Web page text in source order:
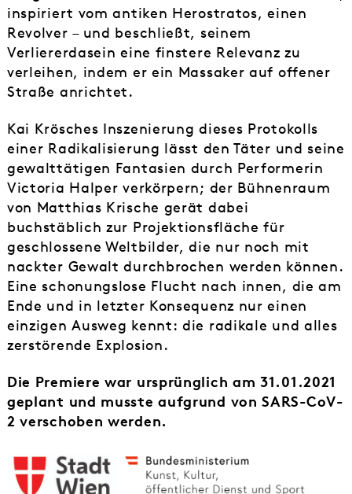
inspiriert vom antiken Herostratos, einen
Revolver – und beschließt, seinem
Verliererdasein eine finstere Relevanz zu
verleihen, indem er ein Massaker auf offener
Straße anrichtet.
Kai Krösches Inszenierung dieses Protokolls
einer Radikalisierung lässt den Täter und seine
gewalttätigen Fantasien durch Performerin
Victoria Halper verkörpern; der Bühnenraum
von Matthias Krische gerät dabei
buchstäblich zur Projektionsfläche für
geschlossene Weltbilder, die nur noch mit
nackter Gewalt durchbrochen werden können.
Eine schonungslose Flucht nach innen, die am
Ende und in letzter Konsequenz nur einen
einzigen Ausweg kennt: die radikale und alles
zerstörende Explosion.
Die Premiere war ursprünglich am 31.01.2021
geplant und musste aufgrund von SARS-CoV-
2 verschoben werden.